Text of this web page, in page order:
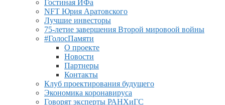
Гостиная ИФа
NFT Юрия Аратовского
Лучшие инвесторы
75-летие завершения Второй мировоой войны
#ГолосПамяти
О проекте
Новости
Партнеры
Контакты
Клуб проектирования будущего
Экономика коронавируса
Говорят эксперты РАНХиГС